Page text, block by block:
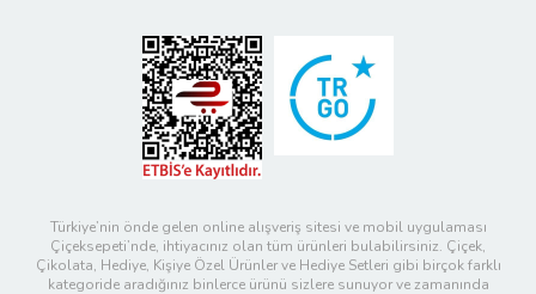
Türkiye’nin önde gelen online alışveriş sitesi ve mobil uygulaması
Çiçeksepeti’nde, ihtiyacınız olan tüm ürünleri bulabilirsiniz. Çiçek,
Çikolata, Hediye, Kişiye Özel Ürünler ve Hediye Setleri gibi birçok farklı
kategoride aradığınız binlerce ürünü sizlere sunuyor ve zamanında